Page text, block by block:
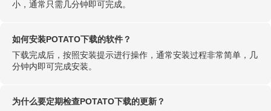
小，通常只需几分钟即可完成。
如何安装POTATO下载的软件？
下载完成后，按照安装提示进行操作，通常安装过程非常简单，几
分钟内即可完成安装。
为什么要定期检查POTATO下载的更新？